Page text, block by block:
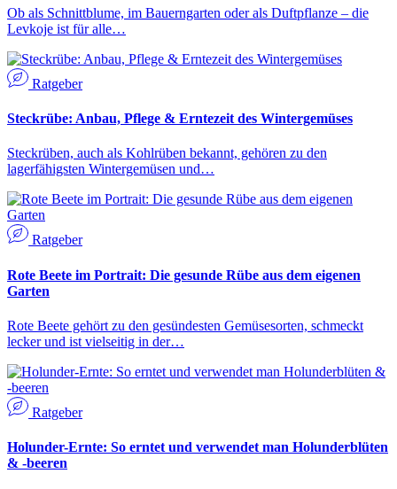
Ob als Schnittblume, im Bauerngarten oder als Duftpflanze – die
Levkoje ist für alle…
Ratgeber
Steckrübe: Anbau, Pflege & Erntezeit des Wintergemüses
Steckrüben, auch als Kohlrüben bekannt, gehören zu den
lagerfähigsten Wintergemüsen und…
Ratgeber
Rote Beete im Portrait: Die gesunde Rübe aus dem eigenen
Garten
Rote Beete gehört zu den gesündesten Gemüsesorten, schmeckt
lecker und ist vielseitig in der…
Ratgeber
Holunder-Ernte: So erntet und verwendet man Holunderblüten
& -beeren